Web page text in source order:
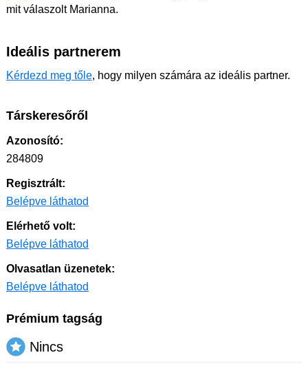
mit válaszolt Marianna.
Ideális partnerem
Kérdezd meg tőle, hogy milyen számára az ideális partner.
Társkeresőről
Azonosító:
284809
Regisztrált:
Belépve láthatod
Elérhető volt:
Belépve láthatod
Olvasatlan üzenetek:
Belépve láthatod
Prémium tagság
Nincs